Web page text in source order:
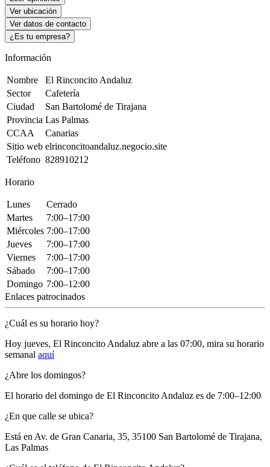
Ver ubicación
Ver datos de contacto
¿Es tu empresa?
Información
Nombre
El Rinconcito Andaluz
Sector
Cafetería
Ciudad
San Bartolomé de Tirajana
Provincia Las Palmas
CCAA
Canarias
Sitio web elrinconcitoandaluz.negocio.site
Teléfono 828910212
Horario
Lunes
Cerrado
Martes
7:00–17:00
Miércoles 7:00–17:00
Jueves
7:00–17:00
Viernes
7:00–17:00
Sábado
7:00–17:00
Domingo 7:00–12:00
Enlaces patrocinados
¿Cuál es su horario hoy?
Hoy jueves, El Rinconcito Andaluz abre a las 07:00, mira su horario
semanal aquí
¿Abre los domingos?
El horario del domingo de El Rinconcito Andaluz es de 7:00–12:00
¿En que calle se ubica?
Está enAv. de Gran Canaria, 35, 35100 San Bartolomé de Tirajana,
Las Palmas